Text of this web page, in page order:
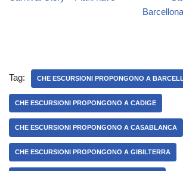
Tag: CHE ESCURSIONI PROPONGONO A
CHE ESCURSIONI PROPONGONO A CADIGE
CHE ESCURSIONI PROPONGONO A CASABLANCA
CHE ESCURSIONI PROPONGONO A GIBILTERRA